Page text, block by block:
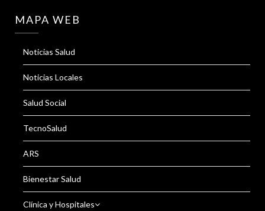
MAPA WEB
Noticias Salud
Noticias Locales
Salud Social
TecnoSalud
ARS
Bienestar Salud
Clínica y Hospitales